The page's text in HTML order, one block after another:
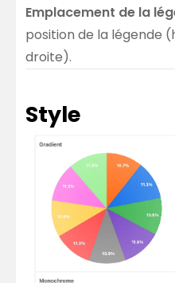
Emplacement de la
position de la légende
droite).
Style